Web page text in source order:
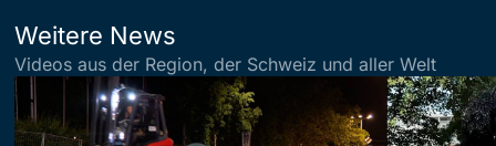
Weitere News
Videos aus der Region, der Schweiz und aller Welt